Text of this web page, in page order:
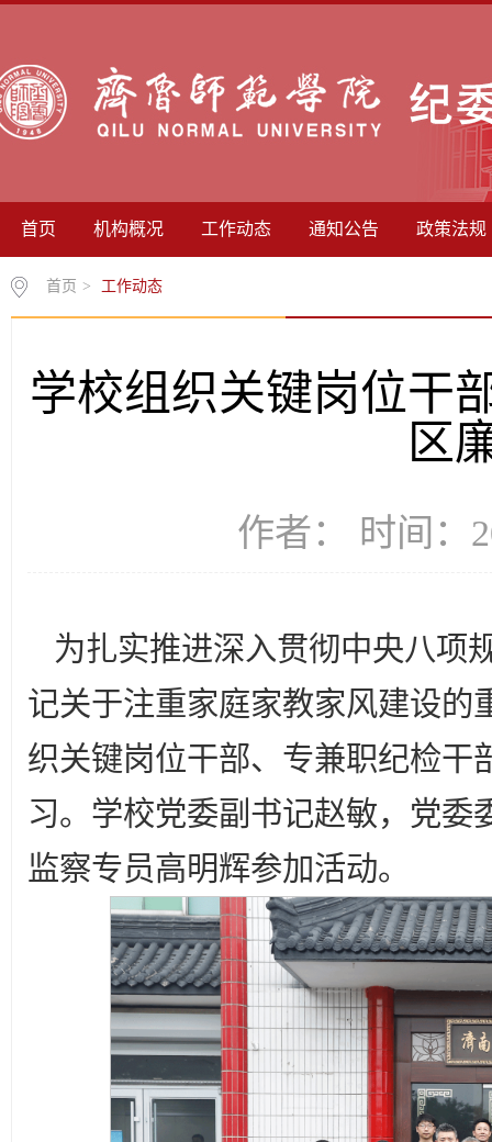
首页 机构概况 工作动态 通知公告 政策法规
首页 > 工作动态
学校组织关键岗位干
区
作者： 时间：
为扎实推进深入贯彻中央八项
记关于注重家庭家教家风建设的
织关键岗位干部、专兼职纪检干
习。学校党委副书记赵敏，党
监察专员高明辉参加活动。